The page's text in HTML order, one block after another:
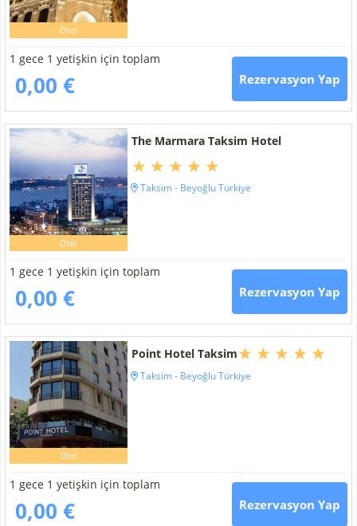
Otel
1 gece 1 yetişkin için toplam
0,00 € Rezervasyon Yap
Otel
The Marmara Taksim Hotel
Taksim - Beyoğlu Türkiye
1 gece 1 yetişkin için toplam
0,00 € Rezervasyon Yap
Otel
Point Hotel Taksim
Taksim - Beyoğlu Türkiye
1 gece 1 yetişkin için toplam
0,00 € Rezervasyon Yap